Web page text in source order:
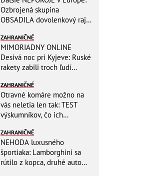
Ozbrojená skupina
OBSADILA dovolenkový raj,
turistom!
ZAHRANIČNÉ
MIMORIADNY ONLINE
Desivá noc pri Kyjeve: Ruské
rakety zabili troch ľudí
výbuchy
ZAHRANIČNÉ
Otravné komáre možno na
vás neletia len tak: TEST
výskumníkov, čo ich
ZAHRANIČNÉ
NEHODA luxusného
športiaka: Lamborghini sa
rútilo z kopca, druhé auto